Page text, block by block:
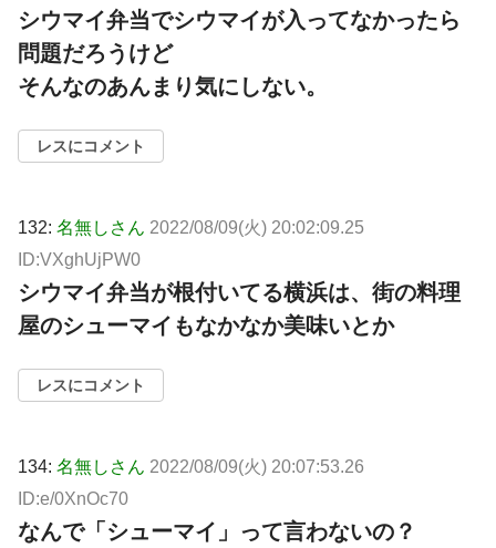
シウマイ弁当でシウマイが入ってなかったら
問題だろうけど
そんなのあんまり気にしない。
レスにコメント
132: 名無しさん 2022/08/09(火) 20:02:09.25
ID:VXghUjPW0
シウマイ弁当が根付いてる横浜は、街の料理
屋のシューマイもなかなか美味いとか
レスにコメント
134: 名無しさん 2022/08/09(火) 20:07:53.26
ID:e/0XnOc70
なんで「シューマイ」って言わないの？